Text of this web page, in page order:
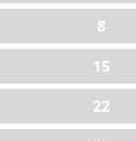
8
15
22